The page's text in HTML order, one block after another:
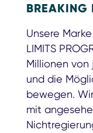
BREAKING
Unsere
LIMITS
Millionen von
und die
bewegen.
mit